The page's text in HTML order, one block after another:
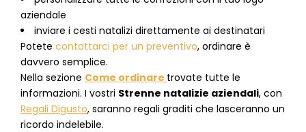
aziendale
inviare i cesti natalizi direttamente ai destinatari
Potete contattarci per un preventivo, ordinare è
davvero semplice.
Nella sezione Come ordinare trovate tutte le
informazioni. I vostri Strenne natalizie aziendali, con
Regali Digusto, saranno regali graditi che lasceranno un
ricordo indelebile.